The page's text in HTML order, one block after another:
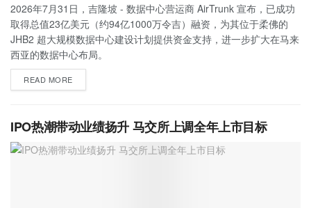
2026年7月31日，吉隆坡 - 数据中心营运商 AirTrunk 宣布，已成功
取得总值23亿美元（约94亿1000万令吉）融资，为其位于柔佛的
JHB2 超大规模数据中心建设计划提供资金支持，进一步扩大在马来
西亚的数据中心布局。
READ MORE
IPO热潮带动业绩扬升 马交所上调全年上市目标